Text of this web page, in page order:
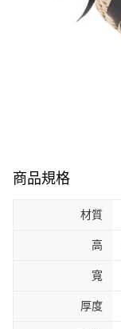
商品規格
材質
高
寬
厚度